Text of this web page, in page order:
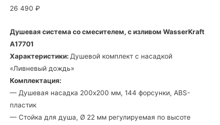
26 490 ₽
Душевая система со смесителем, с изливом WasserKraft
A17701
Характеристики: Душевой комплект с насадкой
«Ливневый дождь»
Комплектация:
— Душевая насадка 200х200 мм, 144 форсунки, ABS-
пластик
— Стойка для душа, Ø 22 мм регулируемая по высоте